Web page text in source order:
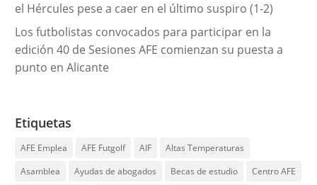
el Hércules pese a caer en el último suspiro (1-2)
Los futbolistas convocados para participar en la
edición 40 de Sesiones AFE comienzan su puesta a
punto en Alicante
Etiquetas
AFE Emplea AFE Futgolf AIF
Altas Temperaturas
Asamblea
Ayudas de abogados Becas de estudio
Centro AFE